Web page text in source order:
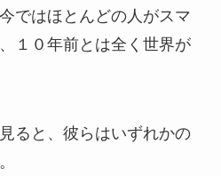
ではほとんどの人がスマ
１０年前とは全く世界が
ると、彼らはいずれかの